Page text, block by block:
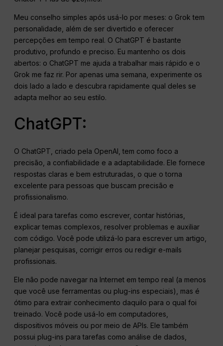
Meu conselho simples após usá-lo por meses: o Grok tem
personalidade, além de ser divertido e oferecer
percepções em tempo real. O ChatGPT é bastante
produtivo, profundo e preciso. Eu mantenho os dois
abertos: o ChatGPT me ajuda a trabalhar mais rápido e o
Grok me faz rir. Por apenas uma semana, experimente os
dois lado a lado e descubra rapidamente qual deles se
adapta melhor ao seu estilo.
ChatGPT:
O ChatGPT, criado pela OpenAI, tem como foco a
precisão, a confiabilidade e a adaptabilidade. Ele fornece
respostas claras e bem estruturadas, o que o torna
excelente para pessoas que buscam precisão e
profissionalismo.
É ideal para tarefas como escrever, contar histórias,
explicar temas complexos, resolver problemas e auxiliar
com código. Você pode utilizá-lo para escrever um artigo,
planejar pesquisas, corrigir erros ou redigir e-mails
profissionais.
Ele não pode navegar na Internet em tempo real (a menos
que você use ferramentas ou plug-ins especiais), mas é
ótimo para extrair conhecimento daquilo para o qual foi
treinado. Você pode usá-lo em computadores,
dispositivos móveis ou por meio de APIs. Ele também
possui plug-ins para tarefas como análise de dados,